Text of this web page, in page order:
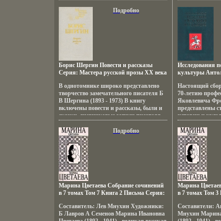
персонажи действуют в тылу врага в
составе партизанской бригады, которой
командует секретарь райкома партии
Егоров Книга рассчитана на массового
читателя Автор Иван Шевцов.
Подробно
Борис Шергин Повести и рассказы
Серия: Мастера русской прозы XX века
В однотомнике широко представлено
творчество замечательного писателя Б
В Шергина (1893 - 1973) В книгу
включены повести и рассказы, были и
сказки, дневниковые записи писателя
Вбяодиикторович Шергин родился 28
июля 1893 года в Архангельске в семье
потомственных кораблестроителей и
моряков В 1913-17 годах посещал
Строгановское художественное училище
в Москве и затем 5 лет руководил в
Архангельске мастерской
художественных .
Подробно
Марина Цветаева Собрание сочинений
в 7 томах Том 7 Книга 2 Письма Серия:
в 7 томах (`Терра`) инфо 2708s.
Составитель: Лев Мнухин Художники:
Б Лавров А Семенов Марина Ивановна
безнадежным,
на защиту
борются за их
Шихлы.
Исследования
культуры
ISBN 5-8061-
Формат:
2706s.
Настоящий
70-летию
Яковлевича
представлены
истории и
внутри?
(показать всех
Вадим Долгов С
Марина
в 7 томах Том
Собрание
инфо 2709s.
Составители:
Мнухин